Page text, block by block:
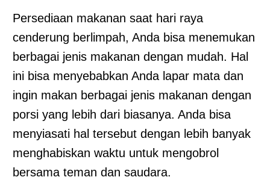
Persediaan makanan saat hari raya
cenderung berlimpah, Anda bisa menemukan
berbagai jenis makanan dengan mudah. Hal
ini bisa menyebabkan Anda lapar mata dan
ingin makan berbagai jenis makanan dengan
porsi yang lebih dari biasanya. Anda bisa
menyiasati hal tersebut dengan lebih banyak
menghabiskan waktu untuk mengobrol
bersama teman dan saudara.